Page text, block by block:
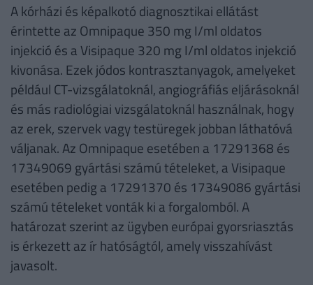
A kórházi és képalkotó diagnosztikai ellátást
érintette az Omnipaque 350 mg I/ml oldatos
injekció és a Visipaque 320 mg I/ml oldatos injekció
kivonása. Ezek jódos kontrasztanyagok, amelyeket
például CT-vizsgálatoknál, angiográfiás eljárásoknál
és más radiológiai vizsgálatoknál használnak, hogy
az erek, szervek vagy testüregek jobban láthatóvá
váljanak. Az Omnipaque esetében a 17291368 és
17349069 gyártási számú tételeket, a Visipaque
esetében pedig a 17291370 és 17349086 gyártási
számú tételeket vonták ki a forgalomból. A
határozat szerint az ügyben európai gyorsriasztás
is érkezett az ír hatóságtól, amely visszahívást
javasolt.